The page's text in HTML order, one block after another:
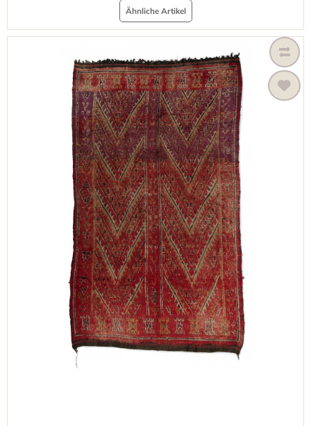
Ähnliche Artikel